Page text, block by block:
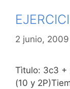
2 junio, 2009
Tìtulo: 3c3 +
(10 y